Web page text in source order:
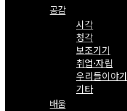
공감
시각
청각
보조기기
취업·자립
우리들이야기
기타
배움